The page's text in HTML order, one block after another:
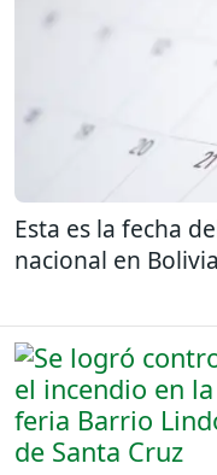
Esta es la fecha
nacional en Bolivia